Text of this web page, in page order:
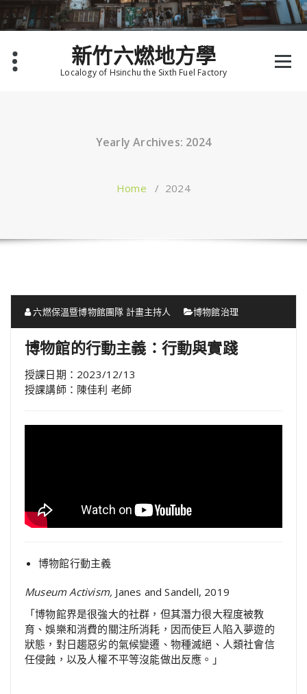
Skip
to
content
新竹六燃地方學
Localogy of Hsinchu the Sixth Fuel Factory
Yearly Archives: 2024
Home / 2024
六燃保溫暨博物館團隊 計畫主持人 博物館治理
博物館的行動主義：行動與實踐
授課日期：2023/12/13
授課講師：陳佳利 老師
博物館行動主義
Museum Activism, Janes and Sandell, 2019
「博物館界是很強大的社群，但其潛力很大程度被教
育、娛樂和消費的關注所消耗，因而使巨人陷入夢遊的
狀態，對日趨惡劣的氣候變遷、物種滅絕、人類社會信
任侵蝕，以及人權不平等沒能做出反應。」